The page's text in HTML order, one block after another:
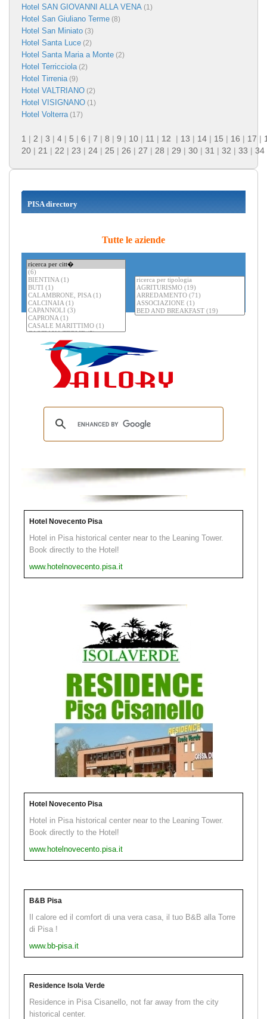
Hotel SAN GIOVANNI ALLA VENA (1)
Hotel San Giuliano Terme (8)
Hotel San Miniato (3)
Hotel Santa Luce (2)
Hotel Santa Maria a Monte (2)
Hotel Terricciola(2)
Hotel Tirrenia(9)
Hotel VALTRIANO (2)
Hotel VISIGNANO (1)
Hotel Volterra(17)
1 | 2 | 3 | 4 | 5 | 6 | 7 | 8 | 9 | 10 | 11 | 12 | 13 | 14 | 15 | 16 | 17 |
20 | 21 | 22 | 23 | 24 | 25 | 26 | 27 | 28 | 29 | 30 | 31 | 32 | 33 | 34
PISA directory
Tutte le aziende
Hotel Novecento Pisa
Hotel in Pisa historical center near to the Leaning Tower.
Book directly to the Hotel!
www.hotelnovecento.pisa.it
Hotel Novecento Pisa
Hotel in Pisa historical center near to the Leaning Tower.
Book directly to the Hotel!
www.hotelnovecento.pisa.it
B&B Pisa
Il calore ed il comfort di una vera casa, il tuo B&B alla Torre
di Pisa !
www.bb-pisa.it
Residence Isola Verde
Residence in Pisa Cisanello, not far away from the city
historical center.